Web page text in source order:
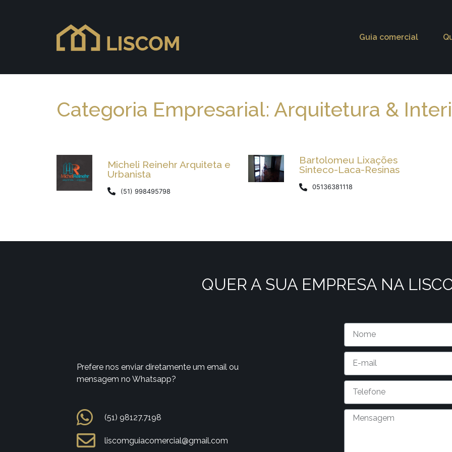
Guia comercial
Categoria Empresarial: Arquitetura &
Micheli Reinehr Arquiteta e
Urbanista
(51) 998495798
Bartolomeu Lixações
Sinteco-Laca-Resinas
05136381118
QUER A SUA EMPRESA NA
Prefere nos enviar diretamente um email ou
mensagem no Whatsapp?
(51) 98127.7198
liscomguiacomercial@gmail.com